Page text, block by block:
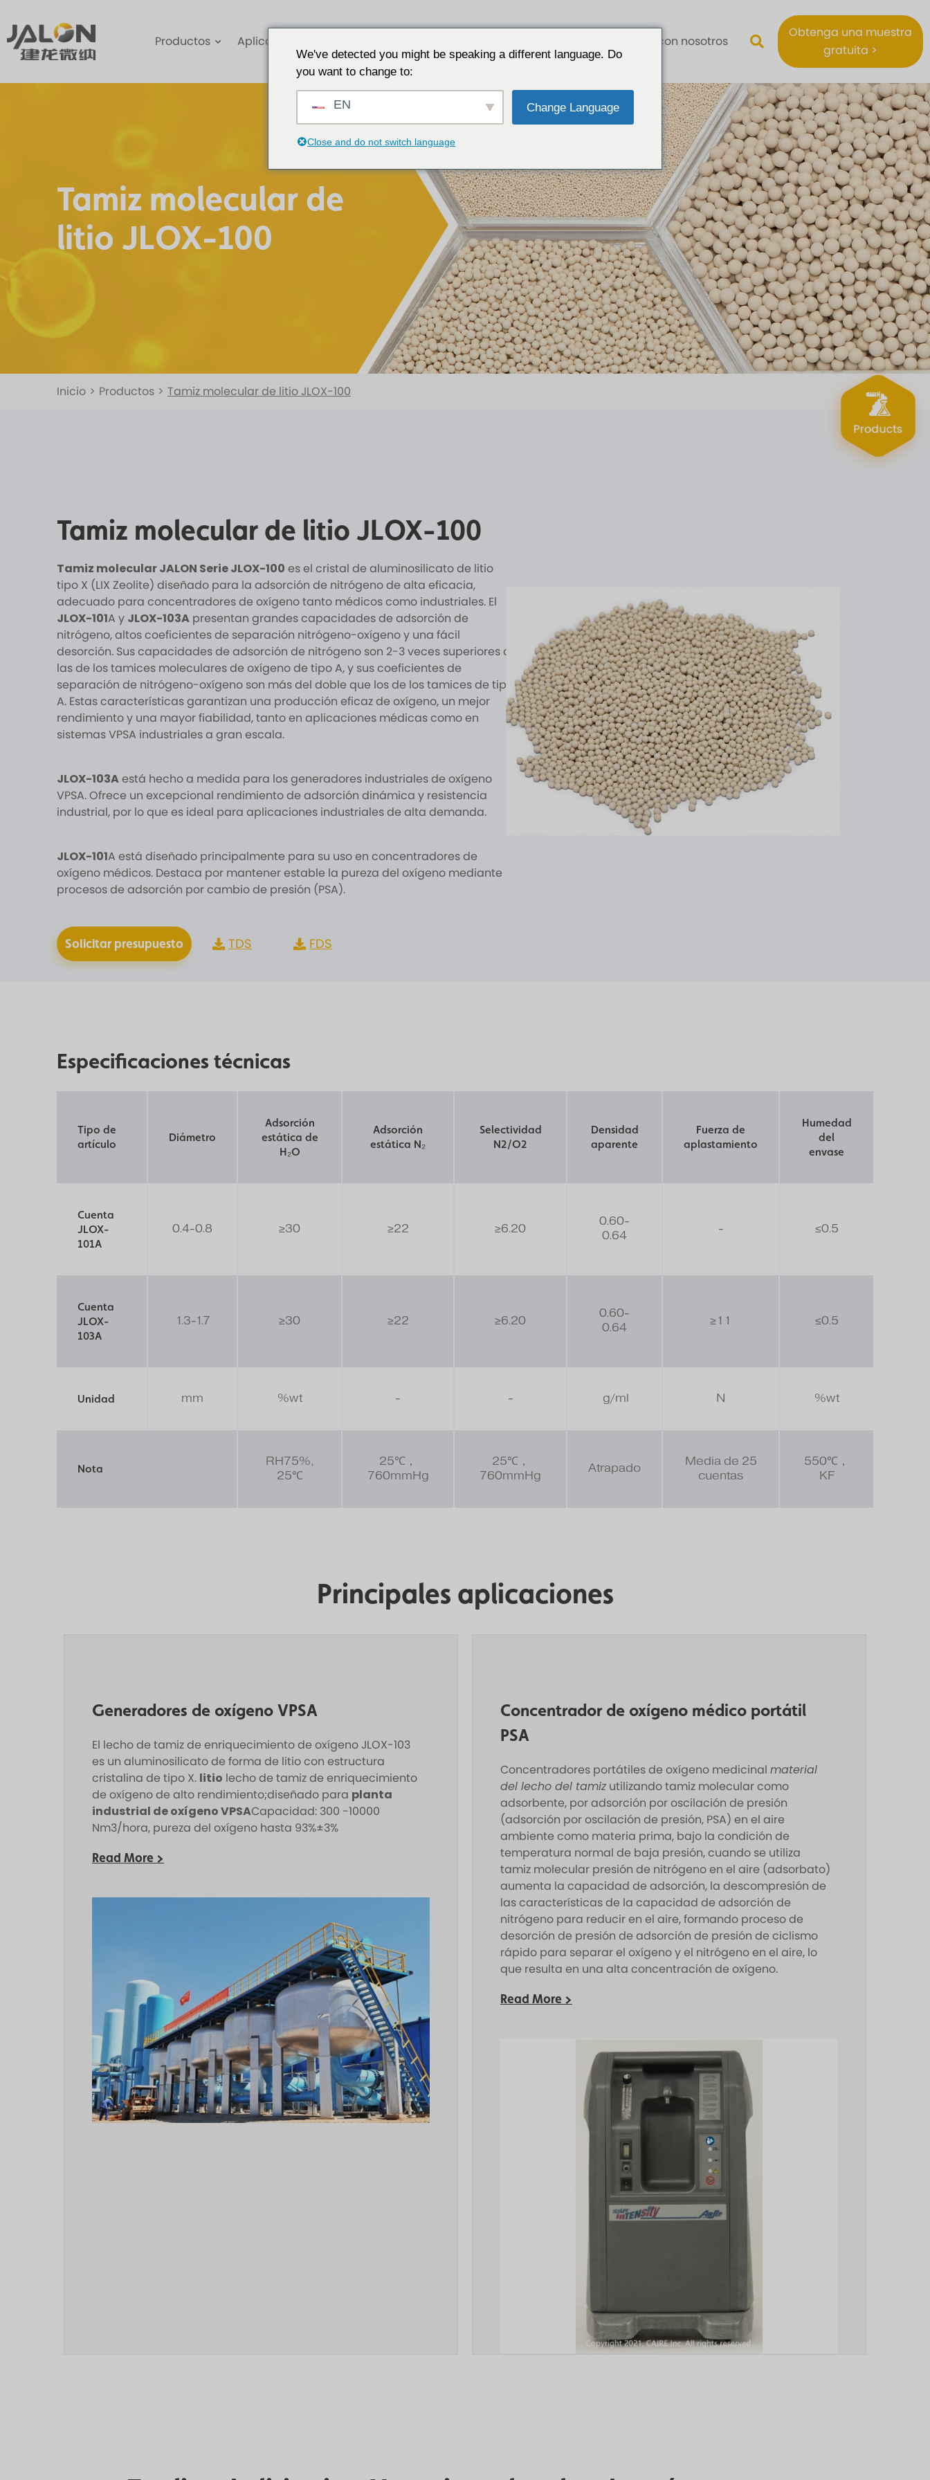
Productos Aplicaciones Contacte con nosotros
Obtenga una muestra
gratuita >
Tamiz molecular de
litio JLOX-100
Inicio > Productos > Tamiz molecular de litio JLOX-100
Tamiz molecular de litio JLOX-100
Tamiz molecular JALON Serie JLOX-100 es el cristal de aluminosilicato de litio
tipo X (LIX Zeolite) diseñado para la adsorción de nitrógeno de alta eficacia,
adecuado para concentradores de oxígeno tanto médicos como industriales. El
JLOX-101A y JLOX-103A presentan grandes capacidades de adsorción de
nitrógeno, altos coeficientes de separación nitrógeno-oxígeno y una fácil
desorción. Sus capacidades de adsorción de nitrógeno son 2-3 veces superiores a
las de los tamices moleculares de oxígeno de tipo A, y sus coeficientes de
separación de nitrógeno-oxígeno son más del doble que los de los tamices de tipo
A. Estas características garantizan una producción eficaz de oxígeno, un mejor
rendimiento y una mayor fiabilidad, tanto en aplicaciones médicas como en
sistemas VPSA industriales a gran escala.
JLOX-103Aestá hecho a medida para los generadores industriales de oxígeno
VPSA. Ofrece un excepcional rendimiento de adsorción dinámica y resistencia
industrial, por lo que es ideal para aplicaciones industriales de alta demanda.
JLOX-101A está diseñado principalmente para su uso en concentradores de
oxígeno médicos. Destaca por mantener estable la pureza del oxígeno mediante
procesos de adsorción por cambio de presión (PSA).
Solicitar presupuesto TDS FDS
Especificaciones técnicas
Tipo de
artículo
Diámetro
Adsorción
estática de
H₂O
Adsorción
estática N₂
Selectividad
N2/O2
Densidad
aparente
Fuerza de
aplastamiento
Humedad
del
envase
Cuenta
JLOX-
101A
0.4-0.8 ≥30 ≥22 ≥6.20
0.60-
0.64
- ≤0.5
Cuenta
JLOX-
103A
1.3-1.7 ≥30 ≥22 ≥6.20
0.60-
0.64
≥11 ≤0.5
Unidad mm %wt - - g/ml N %wt
Nota
RH75%,
25℃
25℃，
760mmHg
25℃，
760mmHg
Atrapado
Media de 25
cuentas
550℃，
KF
Principales aplicaciones
Generadores de oxígeno VPSA
El lecho de tamiz de enriquecimiento de oxígeno JLOX-103
es un aluminosilicato de forma de litio con estructura
cristalina de tipo X. litio lecho de tamiz de enriquecimiento
de oxígeno de alto rendimiento;diseñado para planta
industrial de oxígeno VPSACapacidad: 300 -10000
Nm3/hora, pureza del oxígeno hasta 93%±3%
Read More >
Concentrador de oxígeno médico portátil
PSA
Concentradores portátiles de oxígeno medicinal material
del lecho del tamizutilizando tamiz molecular como
adsorbente, por adsorción por oscilación de presión
(adsorción por oscilación de presión, PSA) en el aire
ambiente como materia prima, bajo la condición de
temperatura normal de baja presión, cuando se utiliza
tamiz molecular presión de nitrógeno en el aire (adsorbato)
aumenta la capacidad de adsorción, la descompresión de
las características de la capacidad de adsorción de
nitrógeno para reducir en el aire, formando proceso de
desorción de presión de adsorción de presión de ciclismo
rápido para separar el oxígeno y el nitrógeno en el aire, lo
que resulta en una alta concentración de oxígeno.
Read More >
We've detected you might be speaking a different language. Do
you want to change to:
EN Change Language
Close and do not switch language